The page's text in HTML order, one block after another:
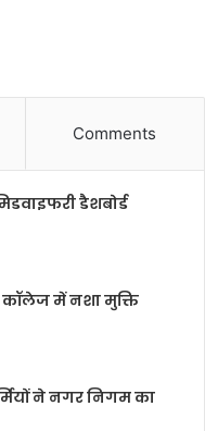
Comments
डैशबोर्ड
में नशा मुक्ति
ने नगर निगम का